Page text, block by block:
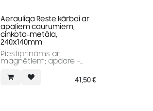
Aerauliqa Reste kārbai ar
apaļiem caurumiem,
cinkota-metāla,
240x140mm
Piestiprināms ar
magnētiem; apdare -
41,50€